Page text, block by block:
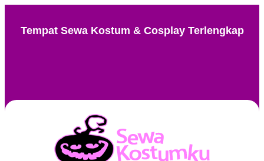
Tempat Sewa Kostum & Cosplay Terlengkap